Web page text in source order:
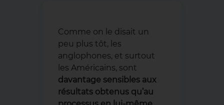
Comme on le disait un
peu plus tôt, les
anglophones, et surtout
les Américains, sont
davantage sensibles aux
résultats obtenus qu’au